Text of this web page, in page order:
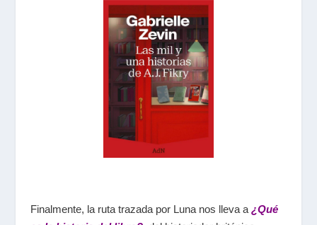
Finalmente, la ruta trazada por Luna nos lleva a ¿Qué